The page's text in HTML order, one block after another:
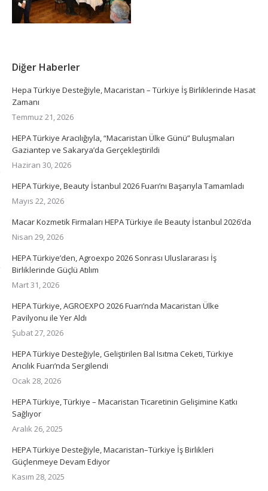
Diğer Haberler
Hepa Türkiye Desteğiyle, Macaristan – Türkiye İş Birliklerinde Hasat
Zamanı
Temmuz 21, 2026
HEPA Türkiye Aracılığıyla, “Macaristan Ülke Günü” Buluşmaları
Gaziantep ve Sakarya’da Gerçekleştirildi
Haziran 30, 2026
HEPA Türkiye, Beauty İstanbul 2026 Fuarı’nı Başarıyla Tamamladı
Mayıs 22, 2026
Macar Kozmetik Firmaları HEPA Türkiye ile Beauty İstanbul 2026’da
Nisan 29, 2026
HEPA Türkiye’den, Agroexpo 2026 Sonrası Uluslararası İş
Birliklerinde Güçlü Atılım
Mart 31, 2026
HEPA Türkiye, AGROEXPO 2026 Fuarı’nda Macaristan Ülke
Pavilyonu ile Yer Aldı
Şubat 27, 2026
HEPA Türkiye Desteğiyle, Geliştirilen Bal Isıtma Ceketi, Türkiye
Arıcılık Fuarı’nda Sergilendi
Ocak 28, 2026
HEPA Türkiye, Türkiye – Macaristan Ticaretinin Gelişimine Katkı
Sağlıyor
Aralık 26, 2025
HEPA Türkiye Desteğiyle, Macaristan–Türkiye İş Birlikleri
Güçlenmeye Devam Ediyor
Kasım 28, 2025